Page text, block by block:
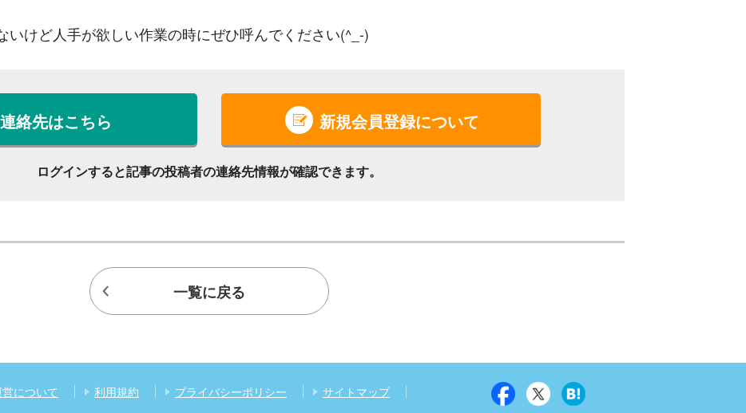
いけど人手が欲しい作業の時にぜひ呼んでください(^_-)
連絡先はこちら 新規会員登録について
ログインすると記事の投稿者の連絡先情報が確認できます。
一覧に戻る
について 利用規約 プライバシーポリシー サイトマップ